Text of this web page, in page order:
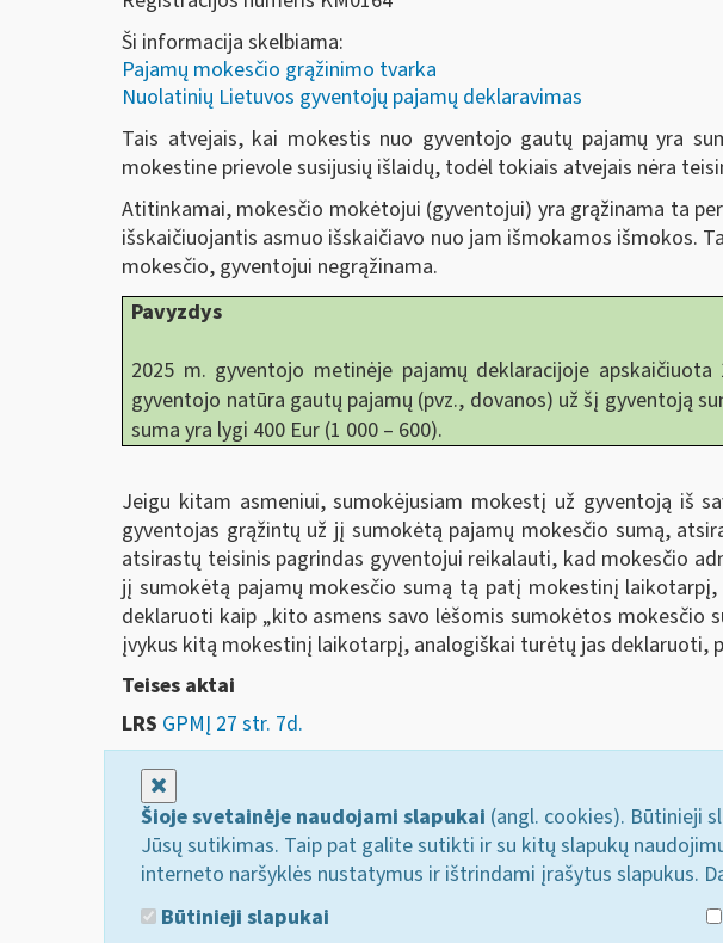
Ši informacija skelbiama:
Pajamų mokesčio grąžinimo tvarka
Nuolatinių Lietuvos gyventojų pajamų deklaravimas
Tais atvejais, kai mokestis nuo gyventojo gautų pajamų yra
mokestine prievole susijusių išlaidų, todėl tokiais atvejais nėra
Atitinkamai, mokesčio mokėtojui (gyventojui) yra grąžinama ta
išskaičiuojantis asmuo išskaičiavo nuo jam išmokamos išmokos.
mokesčio, gyventojui negrąžinama.
Pavyzdys
2025 m. gyventojo metinėje pajamų deklaracijoje
gyventojo natūra gautų pajamų (pvz., dovanos) už šį gyventoją
suma yra lygi 400 Eur (1 000 – 600).
Jeigu kitam asmeniui, sumokėjusiam mokestį už gyventoją iš
gyventojas grąžintų už jį sumokėtą pajamų mokesčio sumą,
atsirastų teisinis pagrindas gyventojui reikalauti, kad mokesčio
jį sumokėtą pajamų mokesčio sumą tą patį mokestinį
deklaruoti kaip „kito asmens savo lėšomis sumokėtos mokesčio
įvykus kitą mokestinį laikotarpį, analogiškai turėtų jas
Teises aktai
LRS GPMĮ 27 str. 7d.
Šioje svetainėje naudojami slapukai (angl. cookies). Būtinieji
Jūsų sutikimas. Taip pat galite sutikti ir su kitų slapukų
interneto naršyklės nustatymus ir ištrindami įrašytus slapukus.
Būtinieji slapukai